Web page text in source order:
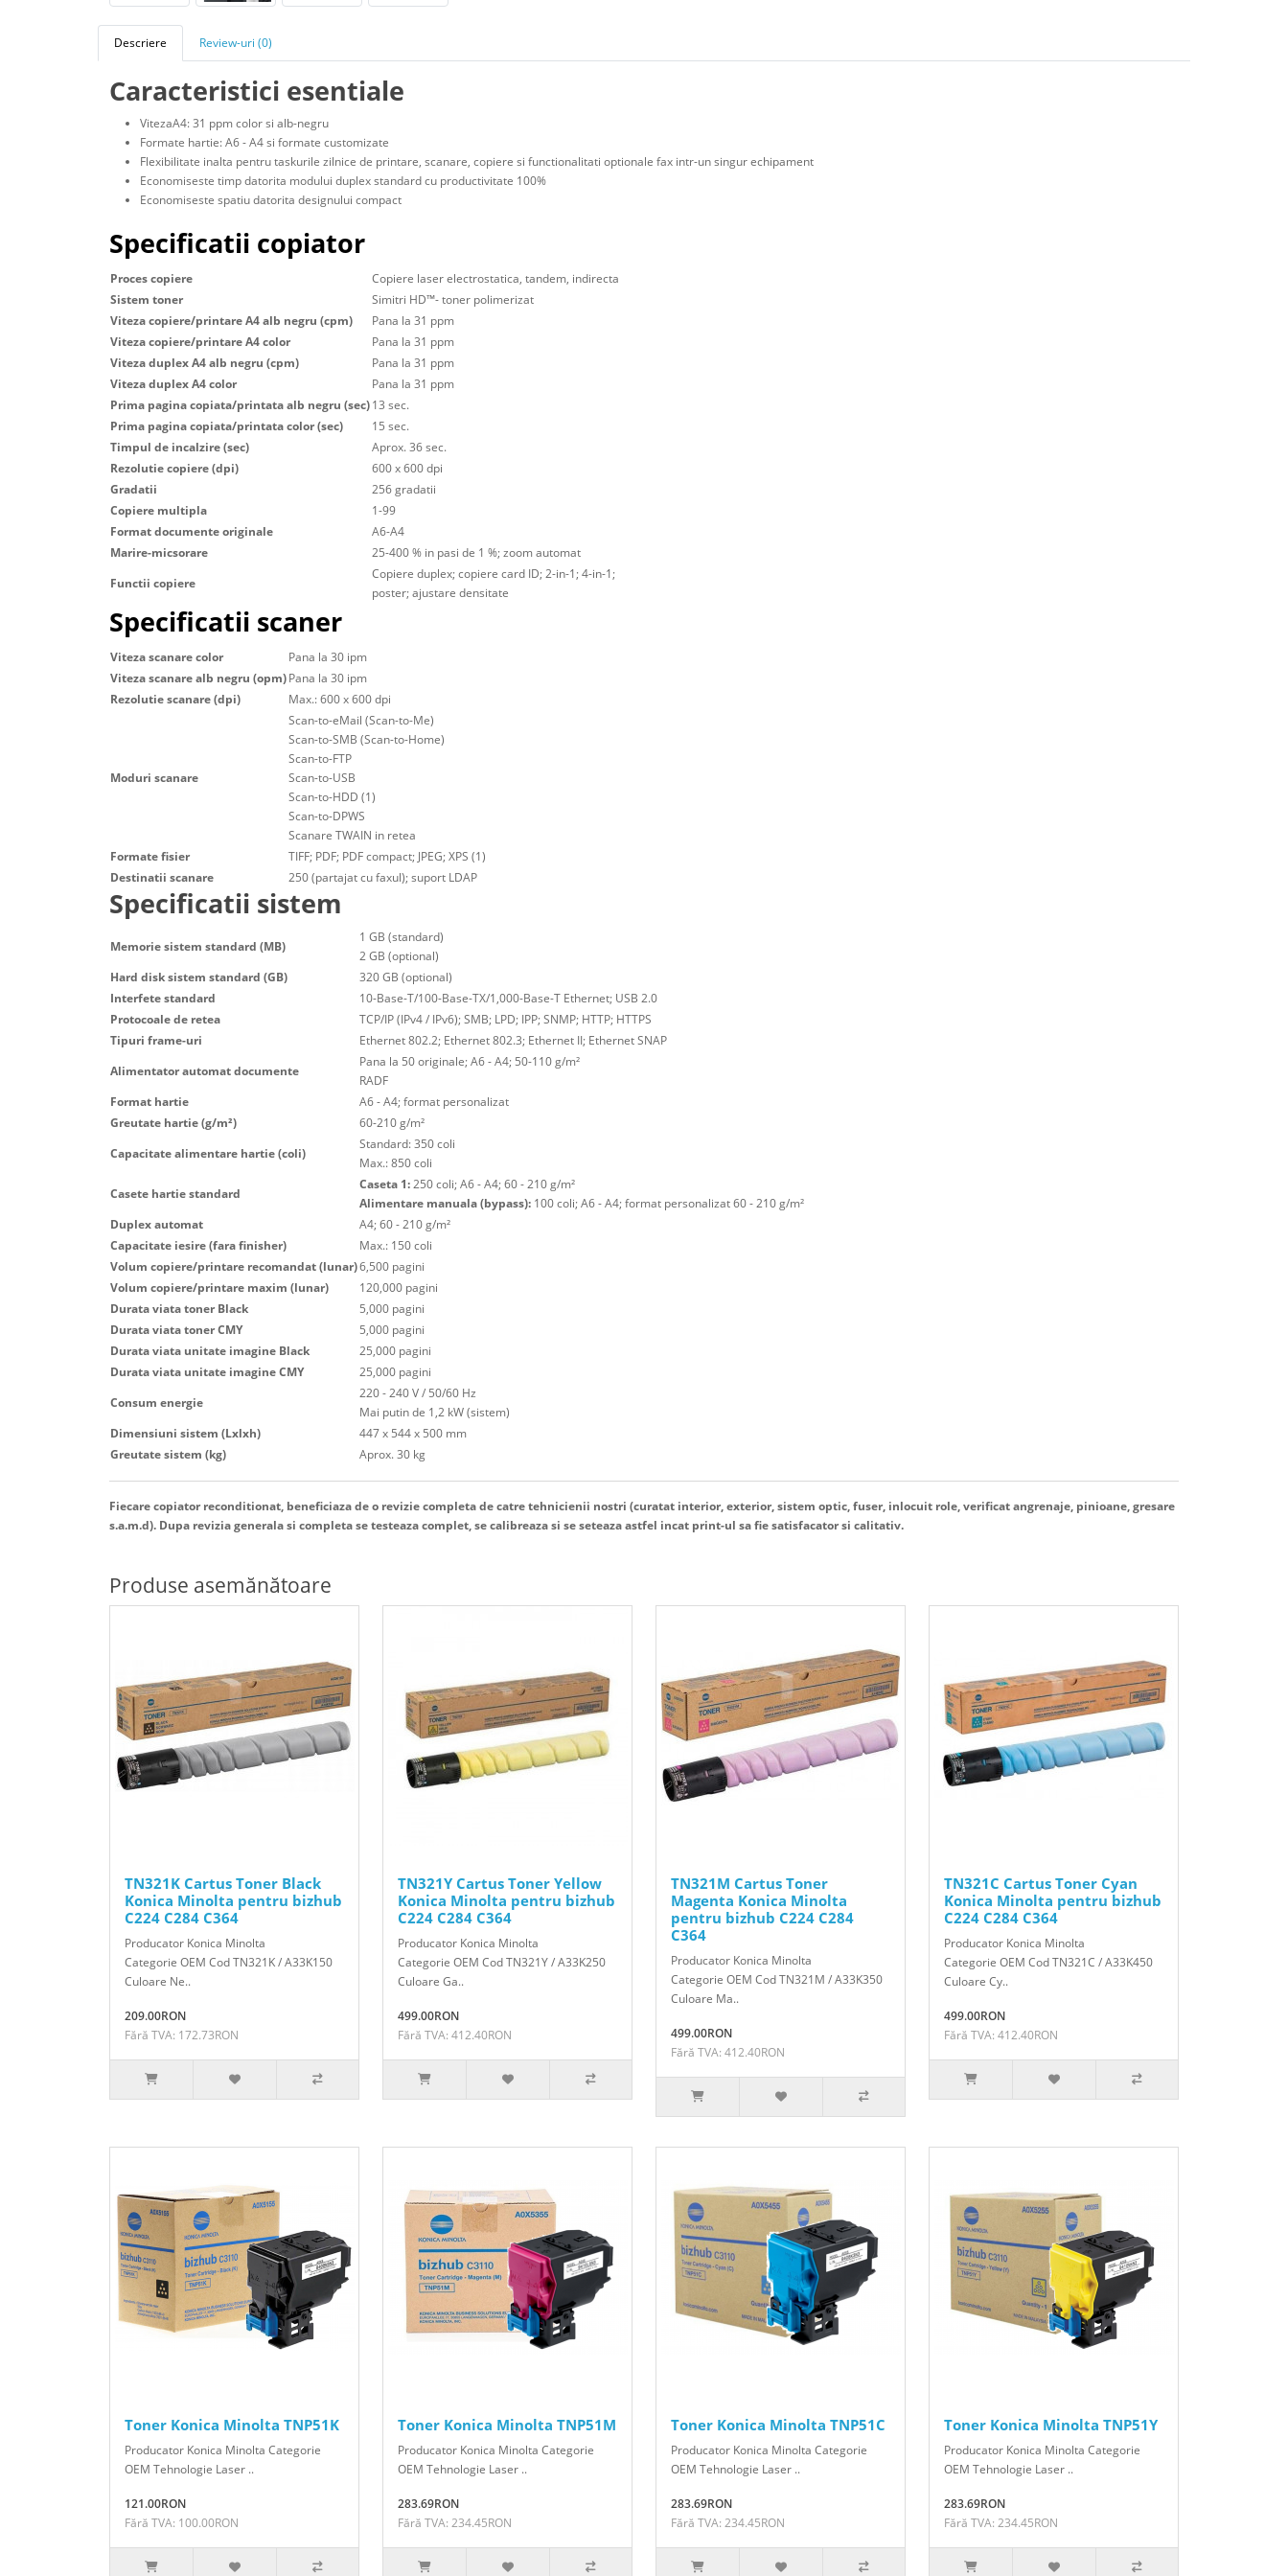
Descriere Review-uri (0)
Caracteristici esentiale
VitezaA4: 31 ppm color si alb-negru
Formate hartie: A6 - A4 si formate customizate
Flexibilitate inalta pentru taskurile zilnice de printare, scanare, copiere si functionalitati optionale fax intr-un singur echipament
Economiseste timp datorita modului duplex standard cu productivitate 100%
Economiseste spatiu datorita designului compact
Specificatii copiator
Proces copiere
Copiere laser electrostatica, tandem, indirecta
Sistem toner
Simitri HD™- toner polimerizat
Viteza copiere/printare A4 alb negru (cpm)
Pana la 31 ppm
Viteza copiere/printare A4 color
Pana la 31 ppm
Viteza duplex A4 alb negru (cpm)
Pana la 31 ppm
Viteza duplex A4 color
Pana la 31 ppm
Prima pagina copiata/printata alb negru (sec)13 sec.
Prima pagina copiata/printata color (sec)
15 sec.
Timpul de incalzire (sec)
Aprox. 36 sec.
Rezolutie copiere (dpi)
600 x 600 dpi
Gradatii
256 gradatii
Copiere multipla
1-99
Format documente originale
A6-A4
Marire-micsorare
25-400 % in pasi de 1 %; zoom automat
Functii copiere
Copiere duplex; copiere card ID; 2-in-1; 4-in-1;
poster; ajustare densitate
Specificatii scaner
Viteza scanare color
Pana la 30 ipm
Viteza scanare alb negru (opm)Pana la 30 ipm
Rezolutie scanare (dpi)
Max.: 600 x 600 dpi
Moduri scanare
Scan-to-eMail (Scan-to-Me)
Scan-to-SMB (Scan-to-Home)
Scan-to-FTP
Scan-to-USB
Scan-to-HDD (1)
Scan-to-DPWS
Scanare TWAIN in retea
Formate fisier
TIFF; PDF; PDF compact; JPEG; XPS (1)
Destinatii scanare
250 (partajat cu faxul); suport LDAP
Specificatii sistem
Memorie sistem standard (MB)
1 GB (standard)
2 GB (optional)
Hard disk sistem standard (GB)
320 GB (optional)
Interfete standard
10-Base-T/100-Base-TX/1,000-Base-T Ethernet; USB 2.0
Protocoale de retea
TCP/IP (IPv4 / IPv6); SMB; LPD; IPP; SNMP; HTTP; HTTPS
Tipuri frame-uri
Ethernet 802.2; Ethernet 802.3; Ethernet II; Ethernet SNAP
Alimentator automat documente
Pana la 50 originale; A6 - A4; 50-110 g/m²
RADF
Format hartie
A6 - A4; format personalizat
Greutate hartie (g/m²)
60-210 g/m²
Capacitate alimentare hartie (coli)
Standard: 350 coli
Max.: 850 coli
Casete hartie standard
Caseta 1:250 coli; A6 - A4; 60 - 210 g/m²
Alimentare manuala (bypass): 100 coli; A6 - A4; format personalizat 60 - 210 g/m²
Duplex automat
A4; 60 - 210 g/m²
Capacitate iesire (fara finisher)
Max.: 150 coli
Volum copiere/printare recomandat (lunar)6,500 pagini
Volum copiere/printare maxim (lunar)
120,000 pagini
Durata viata toner Black
5,000 pagini
Durata viata toner CMY
5,000 pagini
Durata viata unitate imagine Black
25,000 pagini
Durata viata unitate imagine CMY
25,000 pagini
Consum energie
220 - 240 V / 50/60 Hz
Mai putin de 1,2 kW (sistem)
Dimensiuni sistem (Lxlxh)
447 x 544 x 500 mm
Greutate sistem (kg)
Aprox. 30 kg
Fiecare copiator reconditionat, beneficiaza de o revizie completa de catre tehnicienii nostri (curatat interior, exterior, sistem optic, fuser, inlocuit role, verificat angrenaje, pinioane, gresare
s.a.m.d). Dupa revizia generala si completa se testeaza complet, se calibreaza si se seteaza astfel incat print-ul sa fie satisfacator si calitativ.
Produse asemănătoare
TN321K Cartus Toner Black
Konica Minolta pentru bizhub
C224 C284 C364
Producator Konica Minolta
Categorie OEM Cod TN321K / A33K150
Culoare Ne..
209.00RON
Fără TVA: 172.73RON
TN321Y Cartus Toner Yellow
Konica Minolta pentru bizhub
C224 C284 C364
Producator Konica Minolta
Categorie OEM Cod TN321Y / A33K250
Culoare Ga..
499.00RON
Fără TVA: 412.40RON
TN321M Cartus Toner
Magenta Konica Minolta
pentru bizhub C224 C284
C364
Producator Konica Minolta
Categorie OEM Cod TN321M / A33K350
Culoare Ma..
499.00RON
Fără TVA: 412.40RON
TN321C Cartus Toner Cyan
Konica Minolta pentru bizhub
C224 C284 C364
Producator Konica Minolta
Categorie OEM Cod TN321C / A33K450
Culoare Cy..
499.00RON
Fără TVA: 412.40RON
Toner Konica Minolta TNP51K
Producator Konica Minolta Categorie
OEM Tehnologie Laser ..
121.00RON
Fără TVA: 100.00RON
Toner Konica Minolta TNP51M
Producator Konica Minolta Categorie
OEM Tehnologie Laser ..
283.69RON
Fără TVA: 234.45RON
Toner Konica Minolta TNP51C
Producator Konica Minolta Categorie
OEM Tehnologie Laser ..
283.69RON
Fără TVA: 234.45RON
Toner Konica Minolta TNP51Y
Producator Konica Minolta Categorie
OEM Tehnologie Laser ..
283.69RON
Fără TVA: 234.45RON